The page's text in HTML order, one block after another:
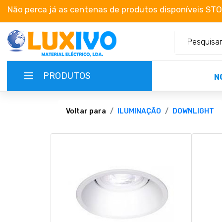
Não perca já as centenas de produtos disponíveis
PRODUTOS
TERMOS E CONDIÇÕES
Voltar para ILUMINAÇÃO DOWNLIGHT